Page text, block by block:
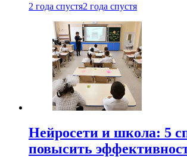
2 года спустя2 года спустя
Нейросети и школа: 5
повысить